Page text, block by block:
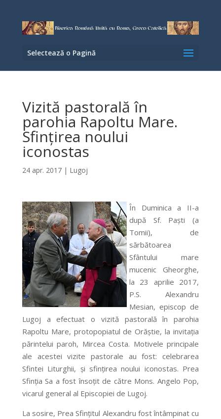
Selectează o Pagină
Vizită pastorală în
parohia Rapoltu Mare.
Sfinţirea noului
iconostas
24 apr. 2017| Lugoj
În Duminica a II-a
după Sf. Paşti (a
Tomii), de
sărbătoarea
Sfântului mare
mucenic Gheorghe,
la 23 aprilie 2017,
P.S. Alexandru
Mesian, episcop de
Lugoj a efectuat o vizită pastorală în parohia
Rapoltu Mare, protopopiatul de Orăştie, la invitaţia
părintelui paroh, Mircea Costa. Motivele principale
ale acestei vizite pastorale au fost: celebrarea
Sfintei Liturghii, şi sfinţirea noului iconostas. Prea
Sfinţia Sa a fost însoțit de către Mons. Angelo Pop,
vicarul general al Episcopiei de Lugoj.
La sosire, Prea Sfinţitul Alexandru fost întâmpinat cu